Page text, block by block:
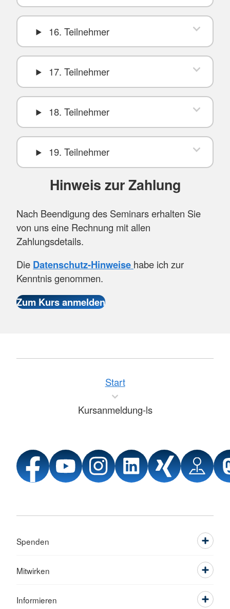
16. Teilnehmer
17. Teilnehmer
18. Teilnehmer
19. Teilnehmer
Hinweis zur Zahlung
Nach Beendigung des Seminars erhalten Sie
von uns eine Rechnung mit allen
Zahlungsdetails.
Die Datenschutz-Hinweise habe ich zur
Kenntnis genommen.
Start
Kursanmeldung-ls
Spenden
Mitwirken
Informieren